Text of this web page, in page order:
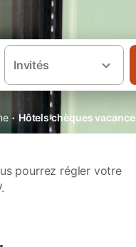
Invités
· Hôtels chèques
pourrez régler votre